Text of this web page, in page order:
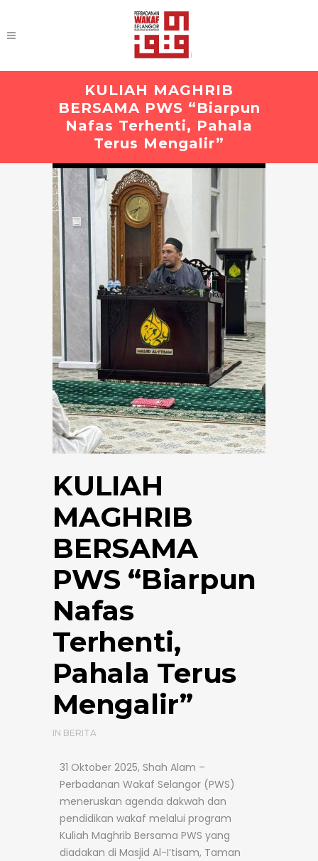
KULIAH MAGHRIB
BERSAMA PWS “Biarpun
Nafas Terhenti, Pahala
Terus Mengalir”
KULIAH
MAGHRIB
BERSAMA
PWS “Biarpun
Nafas
Terhenti,
Pahala Terus
Mengalir”
IN BERITA
31 Oktober 2025, Shah Alam –
Perbadanan Wakaf Selangor (PWS)
meneruskan agenda dakwah dan
pendidikan wakaf melalui program
Kuliah Maghrib Bersama PWS yang
diadakan di Masjid Al-I’tisam, Taman